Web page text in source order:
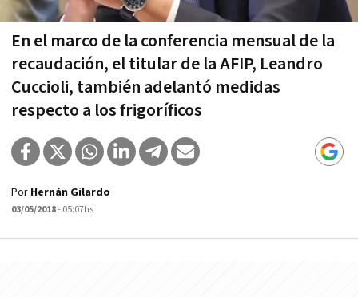
En el marco de la conferencia mensual de la
recaudación, el titular de la AFIP, Leandro
Cuccioli, también adelantó medidas
respecto a los frigoríficos
Por Hernán Gilardo
03/05/2018- 05:07hs